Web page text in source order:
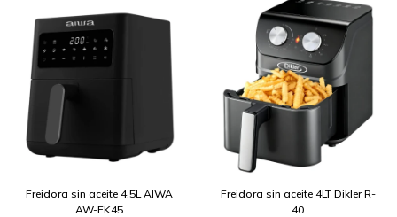
Freidora sin aceite 4.5L AIWA
AW-FK45
Freidora sin aceite 4LT Dikler R-
40